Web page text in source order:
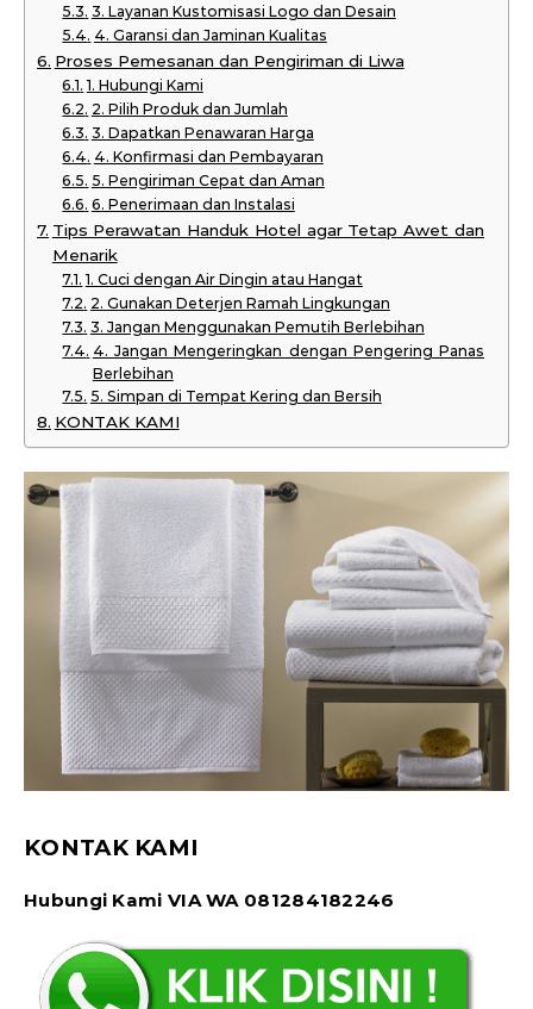
3. Layanan Kustomisasi Logo dan Desain
4. Garansi dan Jaminan Kualitas
Proses Pemesanan dan Pengiriman di Liwa
1. Hubungi Kami
2. Pilih Produk dan Jumlah
3. Dapatkan Penawaran Harga
4. Konfirmasi dan Pembayaran
5. Pengiriman Cepat dan Aman
6. Penerimaan dan Instalasi
Tips Perawatan Handuk Hotel agar Tetap Awet dan
Menarik
1. Cuci dengan Air Dingin atau Hangat
2. Gunakan Deterjen Ramah Lingkungan
3. Jangan Menggunakan Pemutih Berlebihan
4. Jangan Mengeringkan dengan Pengering Panas
Berlebihan
5. Simpan di Tempat Kering dan Bersih
KONTAK KAMI
KONTAK KAMI
Hubungi Kami VIA WA 081284182246